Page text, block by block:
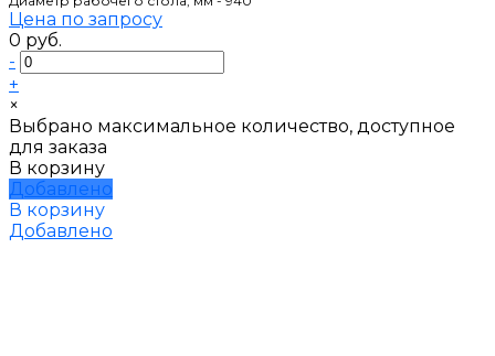
Цена по запросу
0 руб.
-
+
×
Выбрано максимальное количество, доступное
для заказа
В корзину
Добавлено
В корзину
Добавлено